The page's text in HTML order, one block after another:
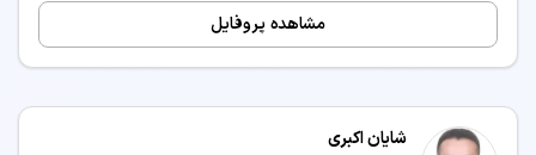
مشاهده پروفایل
شایان اکبری